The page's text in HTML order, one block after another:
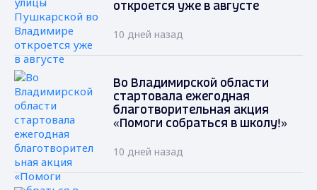
откроется уже в августе
10 дней назад
Во Владимирской области
стартовала ежегодная
благотворительная акция
«Помоги собраться в школу!»
10 дней назад